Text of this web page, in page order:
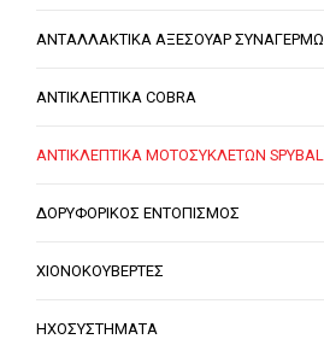
ΑΝΤΑΛΛΑΚΤΙΚΑ ΑΞΕΣΟΥΑΡ
ΑΝΤΙΚΛΕΠΤΙΚΑ COBRA
ΑΝΤΙΚΛΕΠΤΙΚΑ ΜΟΤΟΣΥΚΛΕΤΩΝ
ΔΟΡΥΦΟΡΙΚΟΣ ΕΝΤΟΠΙΣΜΟΣ
ΧΙΟΝΟΚΟΥΒΕΡΤΕΣ
ΗΧΟΣΥΣΤΗΜΑΤΑ